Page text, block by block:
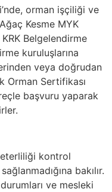
orman işçiliği ve
Kesme MYK
Belgelendirme
kuruluşlarına
veya doğrudan
Orman Sertifikası
başvuru yaparak
kontrol
bakılır.
ve mesleki